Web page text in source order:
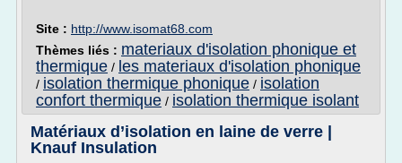
Site : http://www.isomat68.com
Thèmes liés : materiaux d'isolation phonique et
thermique / les materiaux d'isolation phonique
/ isolation thermique phonique / isolation
confort thermique / isolation thermique isolant
Matériaux d’isolation en laine de verre |
Knauf Insulation